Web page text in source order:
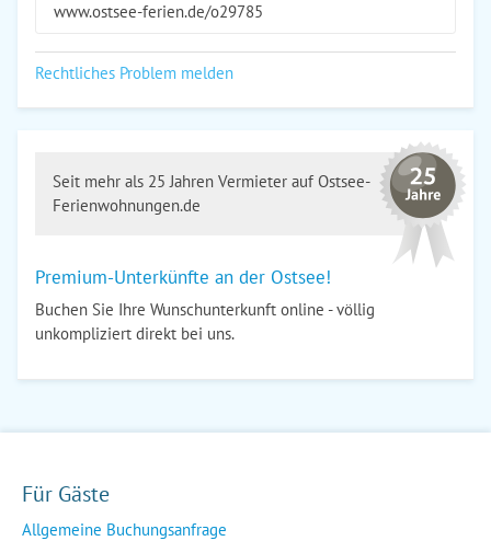
www.ostsee-ferien.de/o29785
Rechtliches Problem melden
Seit mehr als 25 Jahren Vermieter auf Ostsee-
Ferienwohnungen.de
Premium-Unterkünfte an der Ostsee!
Buchen Sie Ihre Wunschunterkunft online - völlig
unkompliziert direkt bei uns.
Für Gäste
Allgemeine Buchungsanfrage